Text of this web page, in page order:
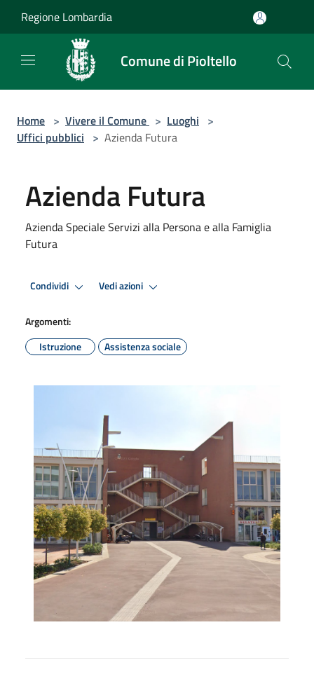
Regione Lombardia
Comune di Pioltello
Home > Vivere il Comune > Luoghi >
Uffici pubblici > Azienda Futura
Azienda Futura
Azienda Speciale Servizi alla Persona e alla Famiglia
Futura
Condividi Vedi azioni
Argomenti:
Istruzione
Assistenza sociale